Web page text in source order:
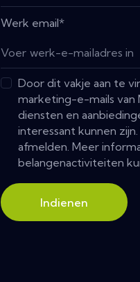
Werk email*
Door dit vakje aan te
marketing-e-mails van
diensten en
interessant kunnen
afmelden. Meer
belangenactiviteiten
Indienen